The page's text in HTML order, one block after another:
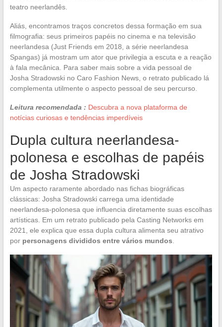
teatro neerlandês.
Aliás, encontramos traços concretos dessa formação em sua
filmografia: seus primeiros papéis no cinema e na televisão
neerlandesa (Just Friends em 2018, a série neerlandesa
Spangas) já mostram um ator que privilegia a escuta e a reação
à fala mecânica. Para saber mais sobre a vida pessoal de
Josha Stradowski no Caro Fashion News, o retrato publicado lá
complementa utilmente o aspecto pessoal de seu percurso.
Leitura recomendada : Descubra a nova plataforma de
notícias curiosas e tendências imperdíveis
Dupla cultura neerlandesa-
polonesa e escolhas de papéis
de Josha Stradowski
Um aspecto raramente abordado nas fichas biográficas
clássicas: Josha Stradowski carrega uma identidade
neerlandesa-polonesa que influencia diretamente suas escolhas
artísticas. Em um retrato publicado pela Casting Networks em
2021, ele explica que essa dupla cultura alimenta seu atrativo
por personagens divididos entre vários mundos